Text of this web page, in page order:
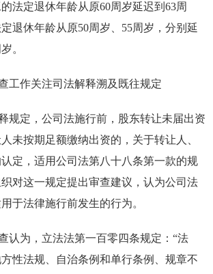
法定退休年龄从原60周岁延迟到63周
退休年龄从原50周岁、55周岁，分别延
。
工作关注司法解释溯及既往规定
规定，公司法施行前，股东转让未届出资
未按期足额缴纳出资的，关于转让人、
定，适用公司法第八十八条第一款的规
对这一规定提出审查建议，认为公司法
于法律施行前发生的行为。
认为，立法法第一百零四条规定：“法
性法规、自治条例和单行条例、规章不